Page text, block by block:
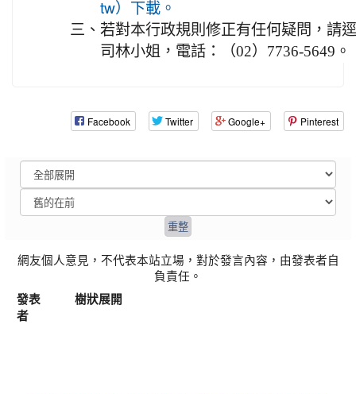
tw）下載。
三、 若對本行政規則修正有任何疑問，請
司林小姐，電話：（02）7736-5649。
Facebook Twitter Google+ Pinterest
網友個人意見，不代表本站立場，對於發言內容，由發表者自
負責任。
發表
者
樹狀展開